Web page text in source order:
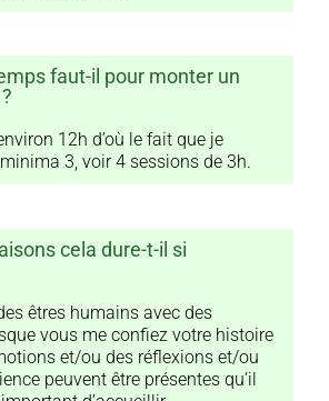
faut-il pour monter un
12h d’où le fait que je
3, voir 4 sessions de 3h.
cela dure-t-il si
êtres humains avec des
vous me confiez votre histoire
et/ou des réflexions et/ou
peuvent être présentes qu’il